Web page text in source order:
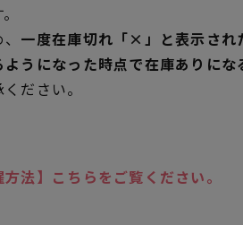
一度在庫切れ「×」と表示され
ようになった時点で在庫ありにな
ださい。
方法】こちらをご覧ください。